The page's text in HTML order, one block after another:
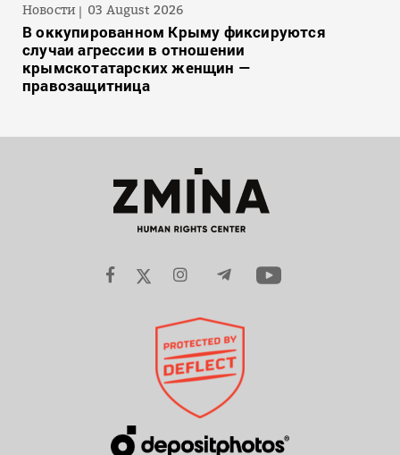
Новости 03 August 2026
В оккупированном Крыму фиксируются
случаи агрессии в отношении
крымскотатарских женщин —
правозащитница